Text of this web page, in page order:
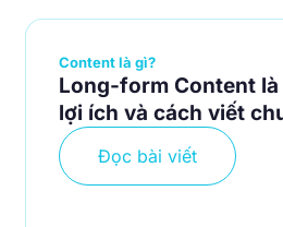
Content là gì?
Long-form Content
lợi ích và cách viết
Đọc bài viết